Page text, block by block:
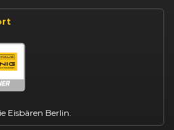
Eisbären Berlin.